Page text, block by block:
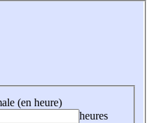
(en heure)
heures